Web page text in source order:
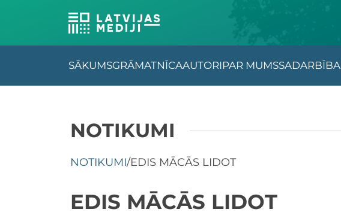
SĀKUMSGRĀMATNĪCAAUTORIPAR MUMSSADARBĪBA
NOTIKUMI
NOTIKUMI/EDIS MĀCĀS LIDOT
EDIS MĀCĀS LIDOT